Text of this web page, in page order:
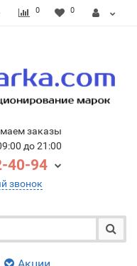
0 0
заказы
до 21:00
40-94
звонок